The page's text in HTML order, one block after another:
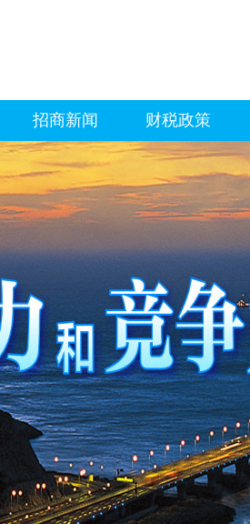
招商新闻 财税政策